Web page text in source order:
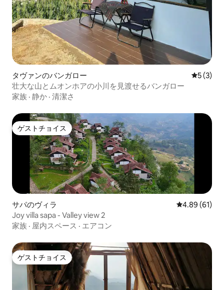
タヴァンのバンガロー レビュー
5 (3)
壮大な山とムオンホアの小川を見渡せるバンガロー
家族 · 静か · 清潔さ
ゲストチョイス
ゲストチョイス
サパのヴィラ レビュー61
4.89 (61)
Joy villa sapa - Valley view 2
家族 · 屋内スペース · エアコン
ゲストチョイス
ゲストチョイス